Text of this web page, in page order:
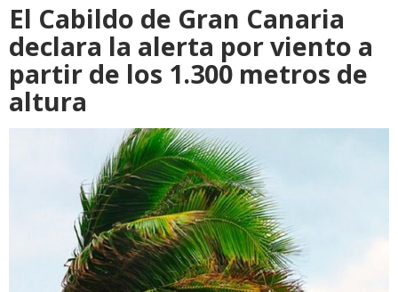
El Cabildo de Gran Canaria
declara la alerta por viento a
partir de los 1.300 metros de
altura